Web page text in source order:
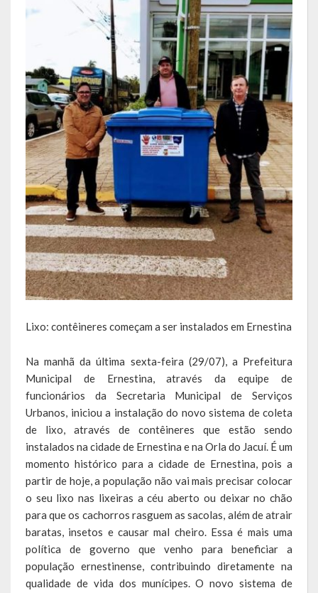
Assistência Social
Educação, Cultura, Desporto e Turismo
Sala Multidisciplinar Saber Mais
Escola Municipal de Educação Infantil Dr. Orlando Rojas
Escola Municipal De Ensino Fundamental Educarte
Escola Municipal De Ensino Fundamental João Alfredo Sachser
Escola Municipal De Ensino Fundamental Osvaldo Cruz
Agricultura
Fazenda
Obras e Viação
Saúde
Serviços Urbanos
Legislação
ATOS NORMATIVOS
LEIS ORDINÁRIAS
LEIS COMPLEMENTARES
DECRETOS
Publicações
Lixo: contêineres começam a ser instalados em Ernestina
Na manhã da última sexta-feira (29/07), a Prefeitura
Municipal de Ernestina, através da equipe de
funcionários da Secretaria Municipal de Serviços
Urbanos, iniciou a instalação do novo sistema de coleta
de lixo, através de contêineres que estão sendo
instalados na cidade de Ernestina e na Orla do Jacuí. É um
momento histórico para a cidade de Ernestina, pois a
partir de hoje, a população não vai mais precisar colocar
o seu lixo nas lixeiras a céu aberto ou deixar no chão
para que os cachorros rasguem as sacolas, além de atrair
baratas, insetos e causar mal cheiro. Essa é mais uma
política de governo que venho para beneficiar a
população ernestinense, contribuindo diretamente na
qualidade de vida dos munícipes. O novo sistema de